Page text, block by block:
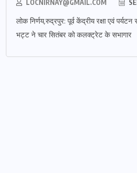
LOCNIRNAY@GMAIL.COM
लोक निर्णय,रुद्रपुर: पूर्व केंद्रीय रक्षा एवं
भट्ट ने चार सितंबर को कलक्ट्रेट के सभागार